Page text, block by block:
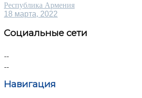
Республика Армения
18 марта, 2022
Социальные сети
Навигация